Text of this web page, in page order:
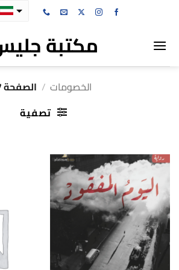
مكتبة
الخصومات / الصفحة 7
تصفية